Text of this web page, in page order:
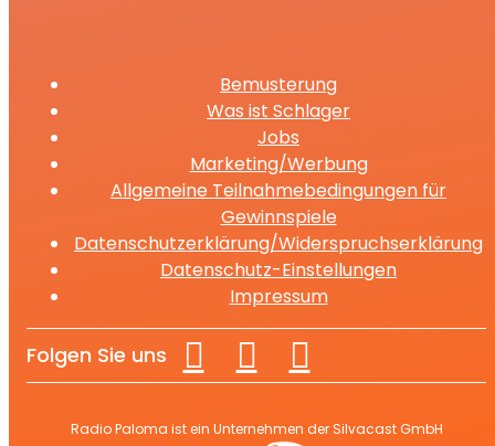
Bemusterung
Was ist Schlager
Jobs
Marketing/Werbung
Allgemeine Teilnahmebedingungen für
Gewinnspiele
Datenschutzerklärung/Widerspruchserklärung
Datenschutz-Einstellungen
Impressum
Folgen Sie uns
Radio Paloma ist ein Unternehmen der Silvacast GmbH